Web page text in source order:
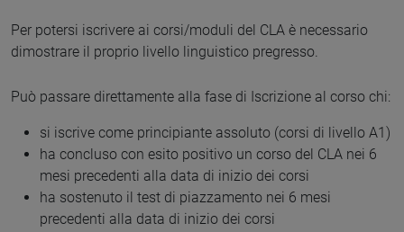
Per potersi iscrivere ai corsi/moduli del CLA è necessario
dimostrare il proprio livello linguistico pregresso.
Può passare direttamente alla fase di Iscrizione al corso chi:
si iscrive come principiante assoluto (corsi di livello A1)
ha concluso con esito positivo un corso del CLA nei 6
mesi precedenti alla data di inizio dei corsi
ha sostenuto il test di piazzamento nei 6 mesi
precedenti alla data di inizio dei corsi